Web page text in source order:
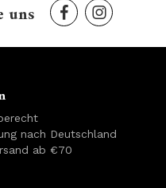
uns
nach Deutschland
ab €70